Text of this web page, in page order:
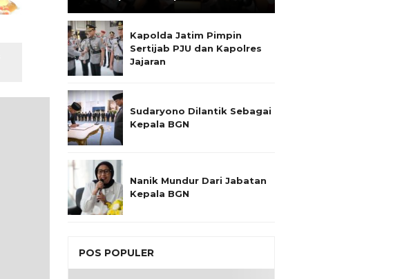
Kapolda Jatim Pimpin
Sertijab PJU dan Kapolres
Jajaran
Sudaryono Dilantik Sebagai
Kepala BGN
Nanik Mundur Dari Jabatan
Kepala BGN
POS POPULER